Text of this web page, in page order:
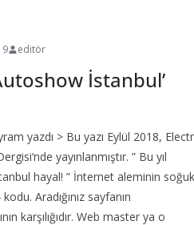
editör
İstanbul’
yazdı > Bu yazı Eylül 2018,
yayınlanmıştır. ” Bu yıl
hayal! ” İnternet aleminin soğuk
Aradığınız sayfanın
karşılığıdır. Web master ya o